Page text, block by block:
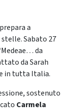
a
Sabato 27
da
da Sarah
in tutta Italia.
sostenuto
Carmela